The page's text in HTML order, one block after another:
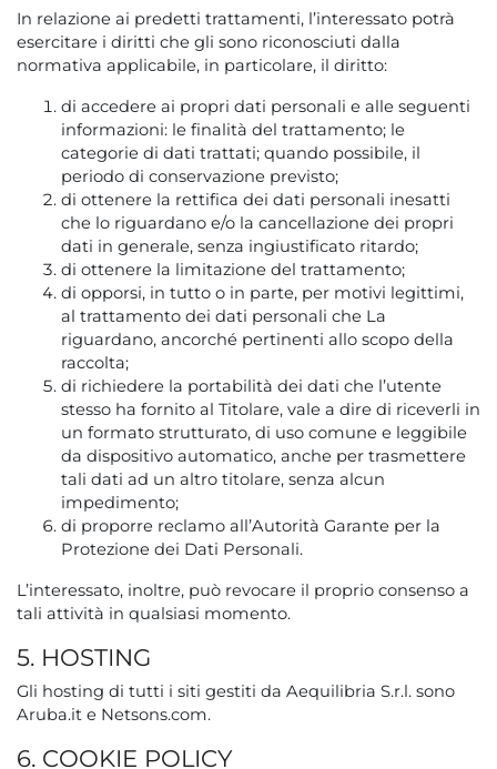
In relazione ai predetti trattamenti, l’interessato potrà
esercitare i diritti che gli sono riconosciuti dalla
normativa applicabile, in particolare, il diritto:
di accedere ai propri dati personali e alle seguenti
informazioni: le finalità del trattamento; le
categorie di dati trattati; quando possibile, il
periodo di conservazione previsto;
di ottenere la rettifica dei dati personali inesatti
che lo riguardano e/o la cancellazione dei propri
dati in generale, senza ingiustificato ritardo;
di ottenere la limitazione del trattamento;
di opporsi, in tutto o in parte, per motivi legittimi,
al trattamento dei dati personali che La
riguardano, ancorché pertinenti allo scopo della
raccolta;
di richiedere la portabilità dei dati che l’utente
stesso ha fornito al Titolare, vale a dire di riceverli in
un formato strutturato, di uso comune e leggibile
da dispositivo automatico, anche per trasmettere
tali dati ad un altro titolare, senza alcun
impedimento;
di proporre reclamo all’Autorità Garante per la
Protezione dei Dati Personali.
L’interessato, inoltre, può revocare il proprio consenso a
tali attività in qualsiasi momento.
5. HOSTING
Gli hosting di tutti i siti gestiti da Aequilibria S.r.l. sono
Aruba.it e Netsons.com.
6. COOKIE POLICY